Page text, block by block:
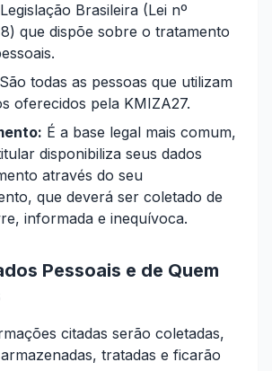
Legislação Brasileira (Lei nº
que dispõe sobre o tratamento
São todas as pessoas que utilizam
oferecidos pela KMIZA27.
É a base legal mais comum,
disponibiliza seus dados
através do seu
que deverá ser coletado de
informada e inequívoca.
Pessoais e de Quem
citadas serão coletadas,
tratadas e ficarão